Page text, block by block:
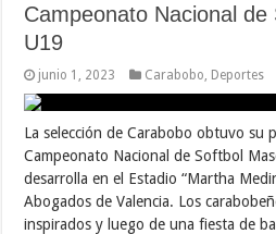
Campeonato Nacional
U19
junio 1, 2023 Carabobo Deportes
La selección de Carabobo obtuvo su
Campeonato Nacional de Softbol
desarrolla en el Estadio “Martha
Abogados de Valencia. Los
inspirados y luego de una fiesta de